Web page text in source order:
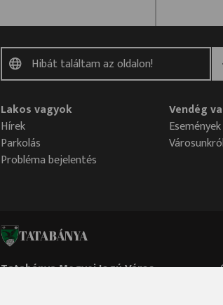
Lakos vagyok
Hírek
Parkolás
Probléma bejelentés
Vendég
Események
Városunkról
TATABÁNYA
Tatabánya Megyei Jogú Város